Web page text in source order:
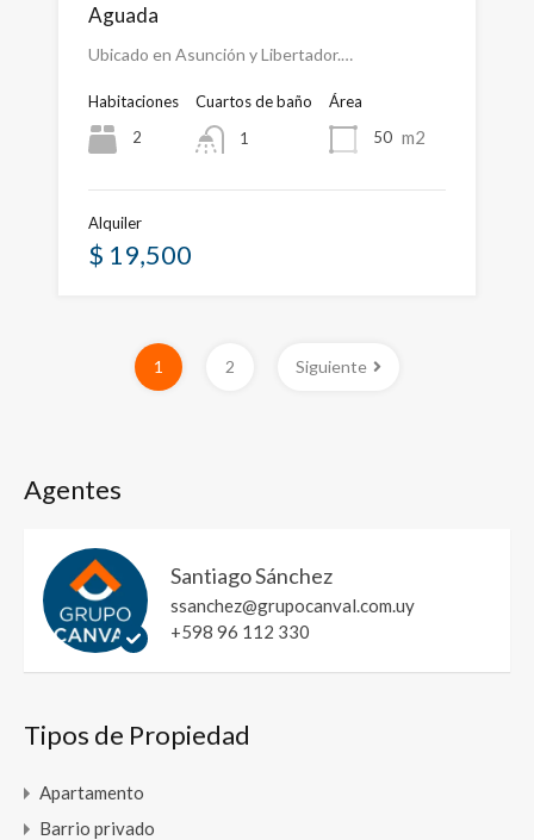
Aguada
Ubicado en Asunción y Libertador.…
Habitaciones
2
Cuartos de baño
1
Área
50 m2
Alquiler
$ 19,500
1 2 Siguiente
Agentes
Santiago Sánchez
ssanchez@grupocanval.com.uy
+598 96 112 330
Tipos de Propiedad
Apartamento
Barrio privado